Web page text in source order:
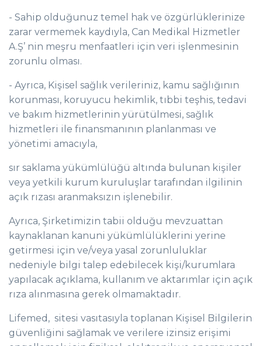
- Sahip olduğunuz temel hak ve özgürlüklerinize
zarar vermemek kaydıyla, Can Medikal Hizmetler
A.Ş’ nin meşru menfaatleri için veri işlenmesinin
zorunlu olması.
- Ayrıca, Kişisel sağlık verileriniz, kamu sağlığının
korunması, koruyucu hekimlik, tıbbi teşhis, tedavi
ve bakım hizmetlerinin yürütülmesi, sağlık
hizmetleri ile finansmanının planlanması ve
yönetimi amacıyla,
sır saklama yükümlülüğü altında bulunan kişiler
veya yetkili kurum kuruluşlar tarafından ilgilinin
açık rızası aranmaksızın işlenebilir.
Ayrıca, Şirketimizin tabii olduğu mevzuattan
kaynaklanan kanuni yükümlülüklerini yerine
getirmesi için ve/veya yasal zorunluluklar
nedeniyle bilgi talep edebilecek kişi/kurumlara
yapılacak açıklama, kullanım ve aktarımlar için açık
rıza alınmasına gerek olmamaktadır.
Lifemed, sitesi vasıtasıyla toplanan Kişisel Bilgilerin
güvenliğini sağlamak ve verilere izinsiz erişimi